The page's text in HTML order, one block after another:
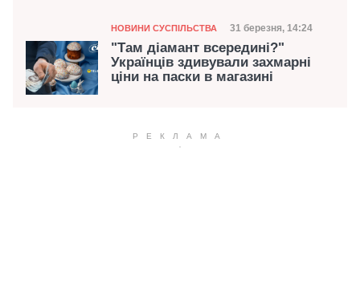
Категорія
НОВИНИ СУСПІЛЬСТВА Дата публікації
31 березня, 14:24
"Там діамант всередині?"
Українців здивували захмарні
ціни на паски в магазині